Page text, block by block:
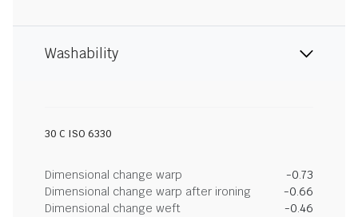
Washability
30 C ISO 6330
Dimensional change warp
-0.73
Dimensional change warp after ironing
-0.66
Dimensional change weft
-0.46